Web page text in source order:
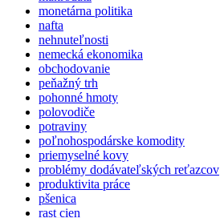
monetárna politika
nafta
nehnuteľnosti
nemecká ekonomika
obchodovanie
peňažný trh
pohonné hmoty
polovodiče
potraviny
poľnohospodárske komodity
priemyselné kovy
problémy dodávateľských reťazcov
produktivita práce
pšenica
rast cien